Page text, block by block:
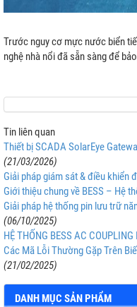
Trước nguy cơ mực nước biển
nghệ nhà nổi đã sẵn sàng để
Tin liên quan
Thiết bị SCADA SolarEye
(21/03/2026)
Giải pháp giám sát & điều khiển
Giới thiệu chung về BESS – Hệ
Giải pháp hệ thống pin lưu trữ
(06/10/2025)
HỆ THỐNG BESS AC
Các Mã Lỗi Thường Gặp Trên
(21/02/2025)
DANH MỤC SẢN PHẨM